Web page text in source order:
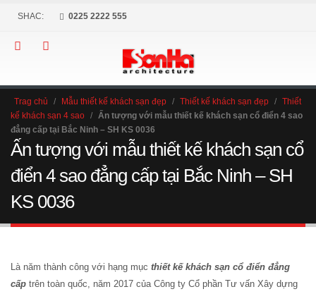
SHAC: 0225 2222 555
Trag chủ / Mẫu thiết kế khách sạn đẹp / Thiết kế khách sạn đẹp / Thiết
kế khách sạn 4 sao / Ấn tượng với mẫu thiết kế khách sạn cổ điển 4 sao
đẳng cấp tại Bắc Ninh – SH KS 0036
Ấn tượng với mẫu thiết kế khách sạn cổ
điển 4 sao đẳng cấp tại Bắc Ninh – SH
KS 0036
Là năm thành công với hạng mục thiết kế khách sạn cổ điển đẳng
cấp trên toàn quốc, năm 2017 của Công ty Cổ phần Tư vấn Xây dựng